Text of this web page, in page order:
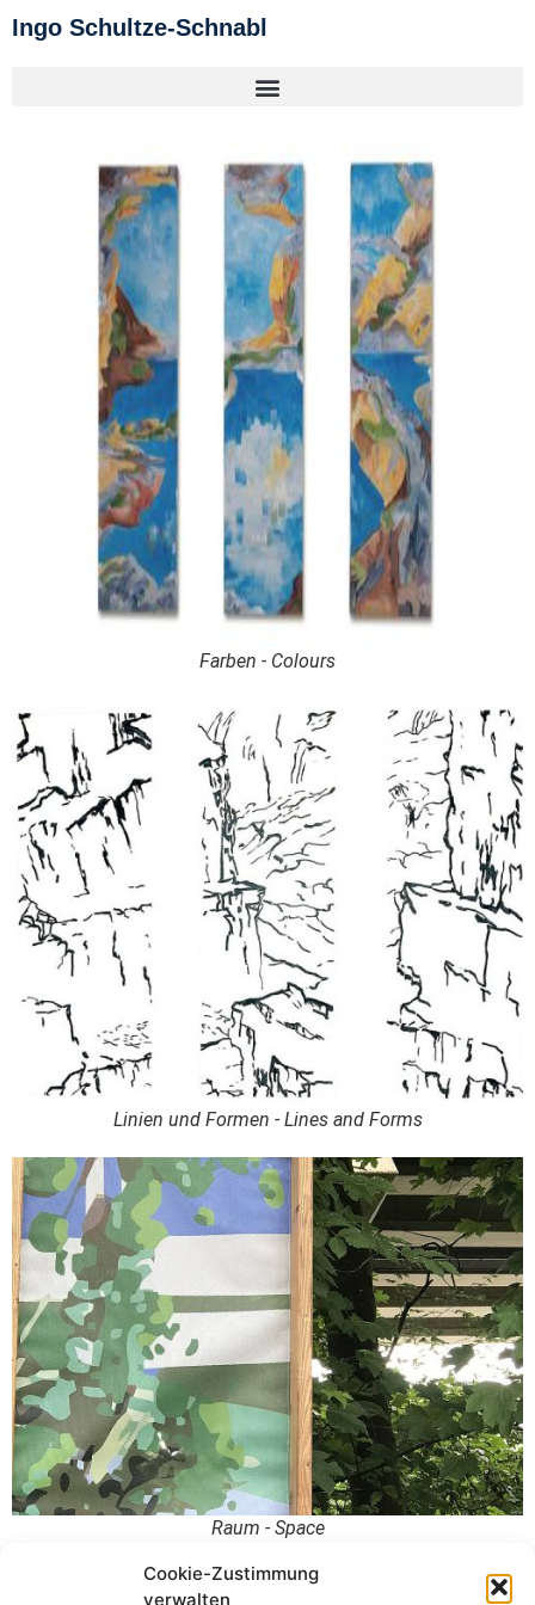
Cookie-Zustimmung
verwalten
Ingo Schultze-Schnabl
Farben - Colours
Linien und Formen - Lines and Forms
Raum - Space